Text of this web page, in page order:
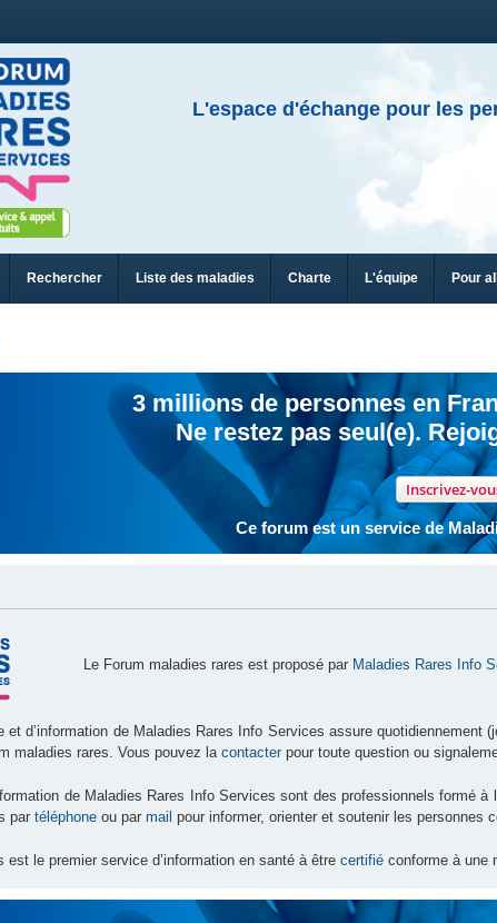
L'espace d'échange pour les
Rechercher Liste des maladies Charte L'équipe Pour
3 millions de personnes en
Ne restez pas seul(e).
Inscrivez-
Ce forum est un service de
Le Forum maladies rares est proposé par Maladies Rares Info
et d’information de Maladies Rares Info Services assure
maladies rares. Vous pouvez la contacter pour toute question ou
de Maladies Rares Info Services sont des professionnels formé
par téléphone ou par mail pour informer, orienter et soutenir les personnes
est le premier service d’information en santé à être certifié conforme à une